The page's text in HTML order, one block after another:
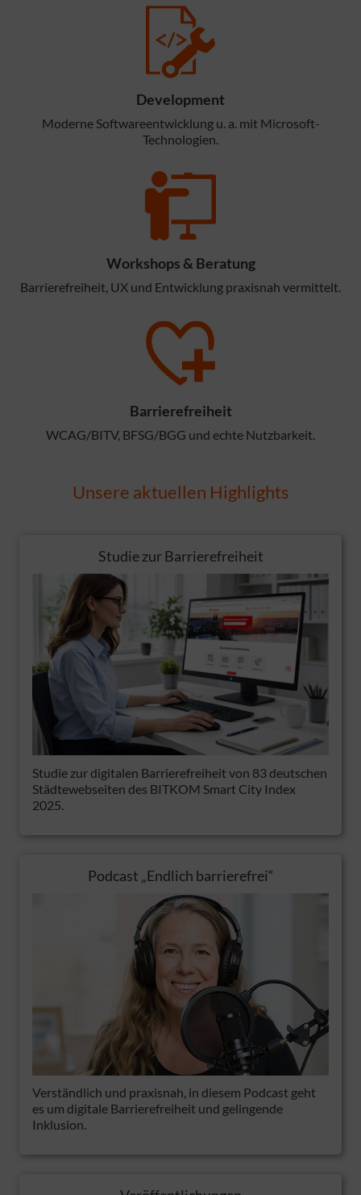
Development
Moderne Softwareentwicklung u. a. mit Microsoft-
Technologien.
Workshops & Beratung
Barrierefreiheit, UX und Entwicklung praxisnah vermittelt.
Barrierefreiheit
WCAG/BITV, BFSG/BGG und echte Nutzbarkeit.
Unsere aktuellen Highlights
Studie zur Barrierefreiheit
Studie zur digitalen Barrierefreiheit von 83 deutschen
Städtewebseiten des BITKOM Smart City Index
2025.
Podcast „Endlich barrierefrei“
Verständlich und praxisnah, in diesem Podcast geht
es um digitale Barrierefreiheit und gelingende
Inklusion.